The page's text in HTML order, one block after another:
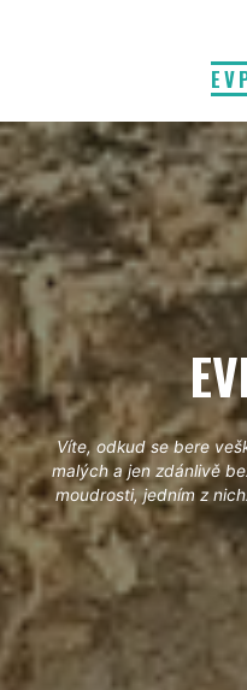
Víte, odkud se bere
malých a jen zdánlivě
moudrosti, jedním z